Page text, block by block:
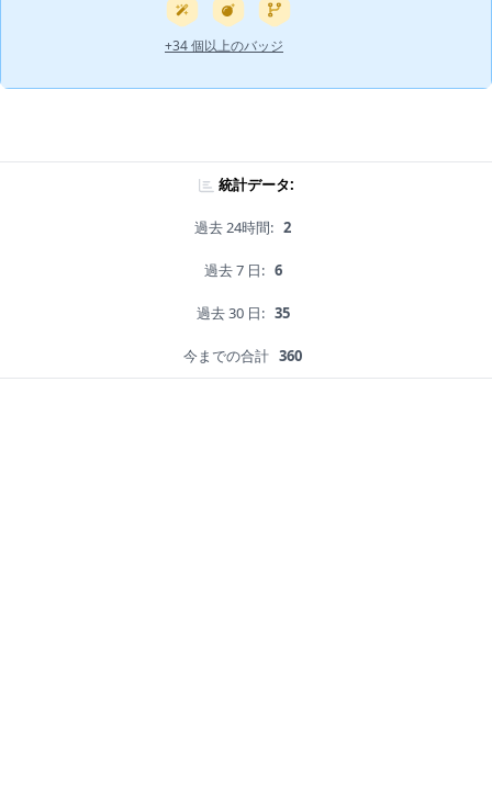
+34 個以上のバッジ
統計データ:
過去 24時間: 2
過去 7 日: 6
過去 30 日: 35
今までの合計 360